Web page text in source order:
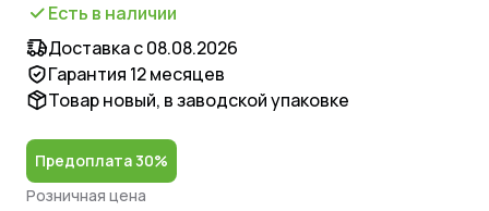
Есть в наличии
Доставка с 08.08.2026
Гарантия 12 месяцев
Товар новый, в заводской упаковке
Предоплата 30%
Розничная цена